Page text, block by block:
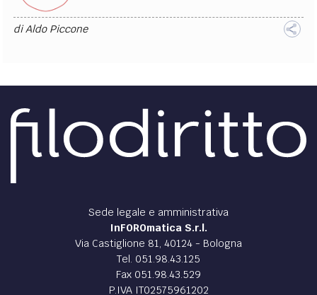
diAldo Piccone
Sede legale e amministrativa
InFOROmatica S.r.l.
Via Castiglione 81, 40124 - Bologna
Tel. 051.98.43.125
Fax 051.98.43.529
P.IVA IT02575961202